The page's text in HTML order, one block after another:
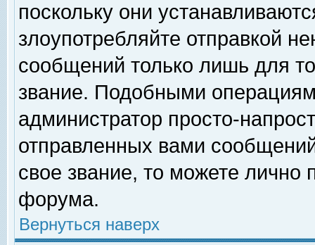
поскольку они
злоупотребляйте отправкой
сообщений только лишь для
звание. Подобными
администратор просто-
отправленных вами
свое звание, то можете лично
форума.
Вернуться наверх